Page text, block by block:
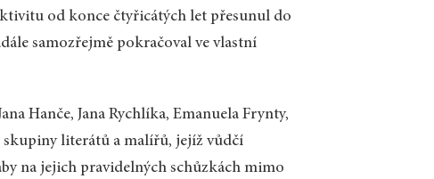
od konce čtyřicátých let přesunul do
samozřejmě pokračoval ve vlastní
Hanče, Jana Rychlíka, Emanuela Frynty,
skupiny literátů a malířů, jejíž vůdčí
na jejich pravidelných schůzkách mimo